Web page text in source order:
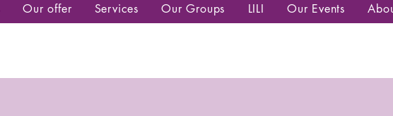
Our offer Services Our Groups LILI Our Events